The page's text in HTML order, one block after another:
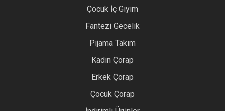
Çocuk İç Giyim
Fantezi Gecelik
Pijama Takım
Kadın Çorap
Erkek Çorap
Çocuk Çorap